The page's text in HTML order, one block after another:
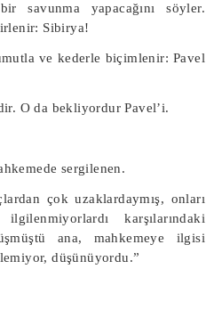
savunma yapacağını söyler.
Sibirya!
ve kederle biçimlenir: Pavel
O da bekliyordur Pavel’i.
sergilenen.
çok uzaklardaymış, onları
karşılarındaki
ana, mahkemeye ilgisi
düşünüyordu.”